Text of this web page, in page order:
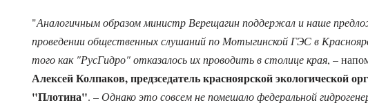
"Аналогичным образом министр Верещагин поддержал и наше
проведении общественных слушаний по Мотыгинской ГЭС в
того как "РусГидро" отказалось их проводить в столице края, –
Алексей Колпаков, предзседатель красноярской экологической
"Плотина". –Однако это совсем не помешало федеральной